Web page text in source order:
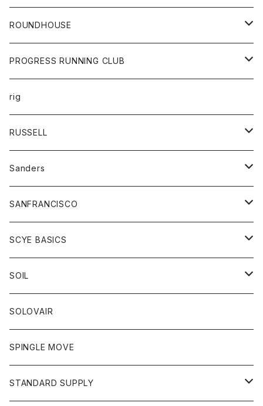
カーディガン
ニット
ベスト
ショートパンツ
パンツ
レディース
カットソー
コート
ボトム
ワンピース
ボトム
ROUNDHOUSE
エプロン
キッズ
オーバーオール
ボトム
ペインターパンツ
PROGRESS RUNNING CLUB
トップス
Tシャツ
グッズ
帽子
rig
RUSSELL
アウター
コート
パーカー
スカート
Tシャツ
トップス
Tシャツ
トレーナー
ボトム
ショートパンツ
スカート
レディース
スカート
アクセサリー
Sanders
グッズ
靴
SANFRANCISCO
アウター
カーディガン
コート
グッズ
ネクタイ
グローブ
アクセサリー
トップス
カットソー
ボトム
SCYE BASICS
ボトム
ジーンズ
チノパン
トップス
ポロシャツ
ベスト
靴
SOIL
靴
ワンピース
トップス
SOLOVAIR
SPINGLE MOVE
STANDARD SUPPLY